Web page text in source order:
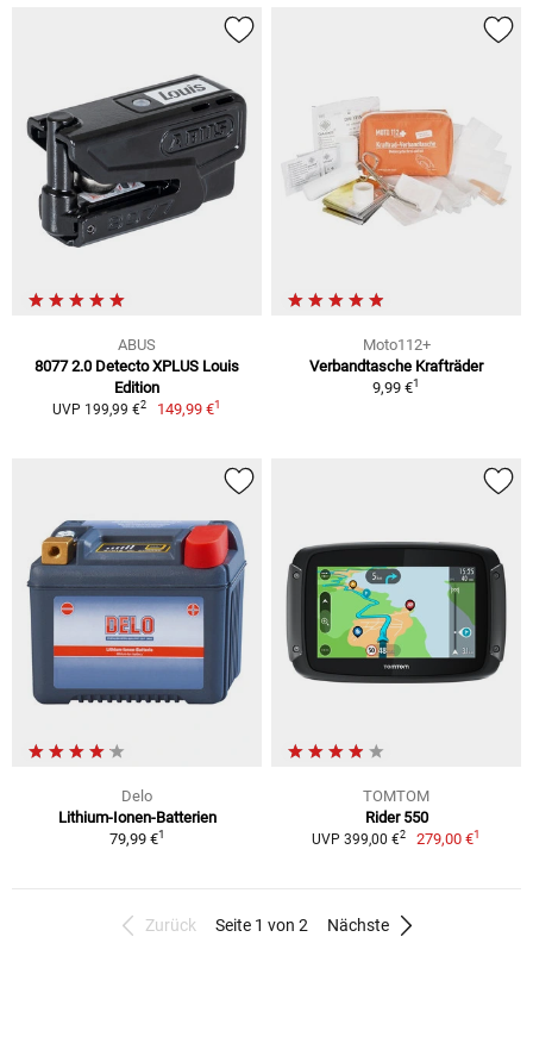
ABUS
8077 2.0 Detecto XPLUS Louis
Edition
UVP 199,99 €2 149,99 €1
Moto112+
Verbandtasche Krafträder
9,99 €1
Delo
Lithium-Ionen-Batterien
79,99 €1
TOMTOM
Rider 550
UVP 399,00 €2 279,00 €1
Zurück Seite 1 von 2 Nächste